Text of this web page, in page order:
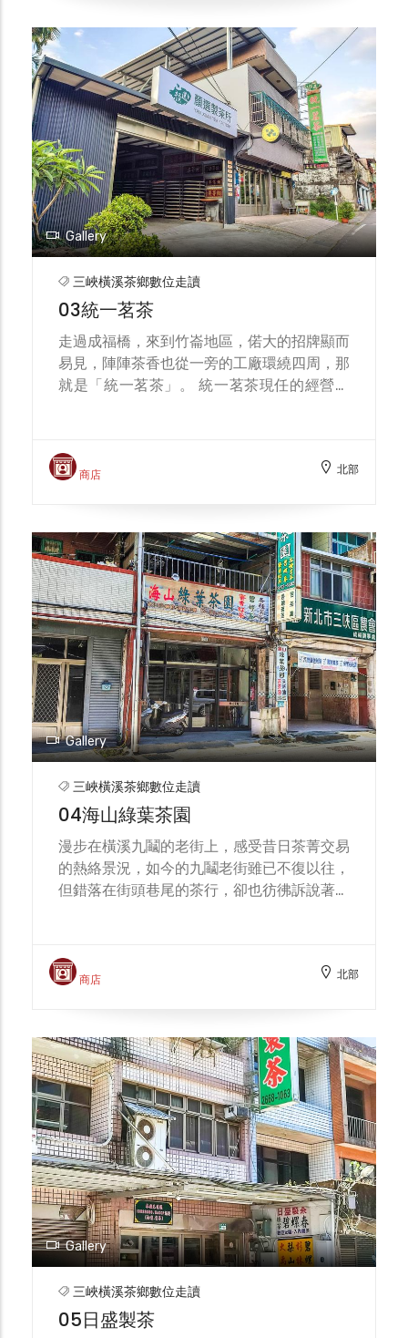
械模具產業，因不捨父親年邁毅然決定返鄉學
茶，經過5年的淬鍊，先於2019年獲得碧螺春
茶的特等獎，之後也在各大比賽榮獲頭等獎、
金獎等殊榮。 天芳茶行亦是三峽地區少數通
過農委會農糧署認證的「四星級製茶廠」，由
於採取產、製、銷一條龍的經營模式，以特選
的茶菁品質、精湛的製茶技術，造就龍井、碧
螺春、包種茶、白茶、蜜香紅茶等優質茶品。
此外，天芳茶行也與甘樂文創、各級學校合
作，提供採、製茶的體驗活動，讓民眾與師生
透過實際參與感受茶葉採摘、萎凋、炒菁、揉
捻、烘乾等過程，這也轉化成為你我最難忘的
Gallery
三峽橫溪茶鄉數位走讀
03統一茗茶
走過成福橋，來到竹崙地區，偌大的招牌顯而
易見，陣陣茶香也從一旁的工廠環繞四周，那
就是「統一茗茶」。 統一茗茶現任的經營者
推廣不遺於力。談到茶業的發展，他提及早期
多以外銷粗製茶為主，產量相當大，但隨著大
為主力的茶品，而後又接連推出蜜香紅茶與白
茶。 顏太太也認真提到傳承的重要，「唯有
讓更多人知道茶的產製，才能將此文化延續下
去」，因此，統一茶行積極與周邊學校合作，
並且接待德國學生體驗台灣茶文化，讓這些遠
道而來的賓客為之驚艷。 展望未來，顏太太
很謙虛地說道自己一直都在學習，不論比賽的
結果或是客戶的回饋，都會成為茶行持續進步
成長的動力，雖然牆面上早已掛滿無數的獎
牌，但他們卻仍不斷精進，只願將最好的品質
帶給顧客。 架上的老茶，經過歲月的洗禮，
早已轉韻為內斂溫潤的質地，這也意味著統一
品！
商店 北部
Gallery
三峽橫溪茶鄉數位走讀
04海山綠葉茶園
漫步在橫溪九鬮的老街上，感受昔日茶菁交易
的熱絡景況，如今的九鬮老街雖已不復以往，
但錯落在街頭巷尾的茶行，卻也彷彿訴說著過
道，早年父親跟著祖父在三區種茶、採茶，常
常是天還未亮就出發，採好茶菁又要扛到山下
車水馬龍的情況。可惜進入70年代，因為茶
葉外銷的衰退，如此的榮景已不復存在。 綠
葉茶園的茶葉係以自然生態栽種並通過有機認
證，目前是以小而產製精的方式進行經營，店
面後方即為製茶工廠，最具特色的產品除了在
地好茶外就是苦茶油，鍾明貴先生分享，父親
十多年前就想推廣苦茶油的健康功效，因此開
始投入機器生產，雖然沒有華麗的包裝，但滴
滴油品卻是100%萃取自苦茶籽，此外，綠葉
茶園的茶油、苦茶粉也都是在地居民口耳相傳
的日常好物。 苦茶油的濃郁飽滿，蘊含了製
茶人的用心與堅持，歡迎您來到綠葉茶園，一
商店 北部
Gallery
三峽橫溪茶鄉數位走讀
05日盛製茶